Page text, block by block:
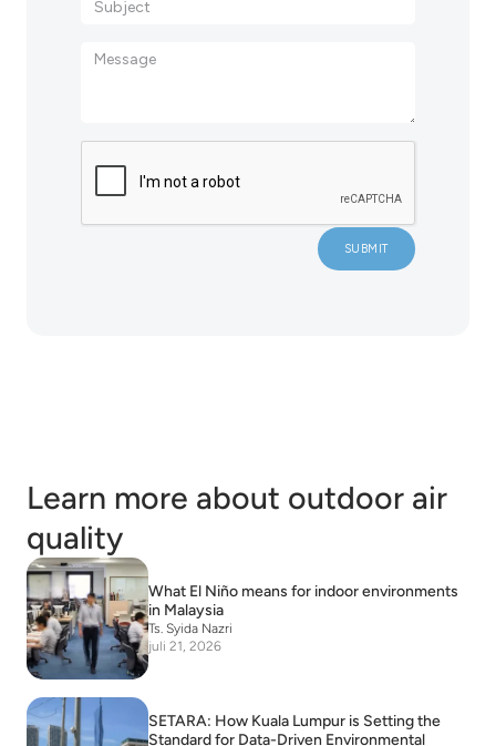
Learn more about outdoor air
quality
What El Niño means for indoor environments
in Malaysia
Ts. Syida Nazri
juli 21, 2026
SETARA: How Kuala Lumpur is Setting the
Standard for Data-Driven Environmental